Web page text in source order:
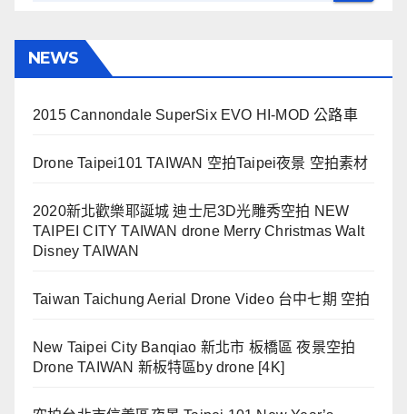
NEWS
2015 Cannondale SuperSix EVO HI-MOD 公路車
Drone Taipei101 TAIWAN 空拍Taipei夜景 空拍素材
2020新北歡樂耶誕城 迪士尼3D光雕秀空拍 NEW
TAIPEI CITY TAIWAN drone Merry Christmas Walt
Disney TAIWAN
Taiwan Taichung Aerial Drone Video 台中七期 空拍
New Taipei City Banqiao 新北市 板橋區 夜景空拍
Drone TAIWAN 新板特區by drone [4K]